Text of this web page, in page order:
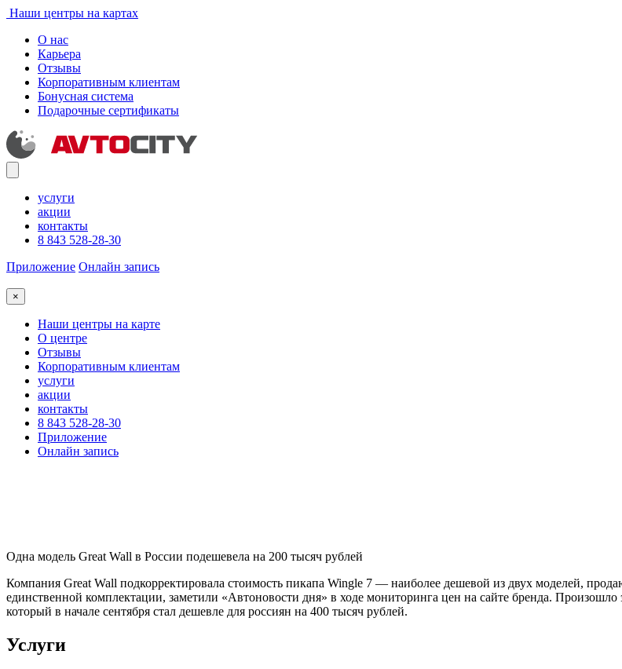
Наши центры на картах
О нас
Карьера
Отзывы
Корпоративным клиентам
Бонусная система
Подарочные сертификаты
услуги
акции
контакты
8 843 528-28-30
Приложение Онлайн запись
×
Наши центры на карте
О центре
Отзывы
Корпоративным клиентам
услуги
акции
контакты
8 843 528-28-30
Приложение
Онлайн запись
Одна модель Great Wall в России подешевела на 200 тысяч рублей
Компания Great Wall подкорректировала стоимость пикапа Wingle 7 — наиболее дешевой из двух моделей,
единственной комплектации, заметили «Автоновости дня» в ходе мониторинга цен на сайте бренда.
который в начале сентября стал дешевле для россиян на 400 тысяч рублей.
Услуги